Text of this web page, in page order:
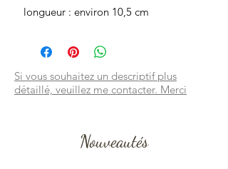
longueur : environ 10,5 cm
Si vous souhaitez un descriptif plus
détaillé, veuillez me contacter. Merci
Nouveautés